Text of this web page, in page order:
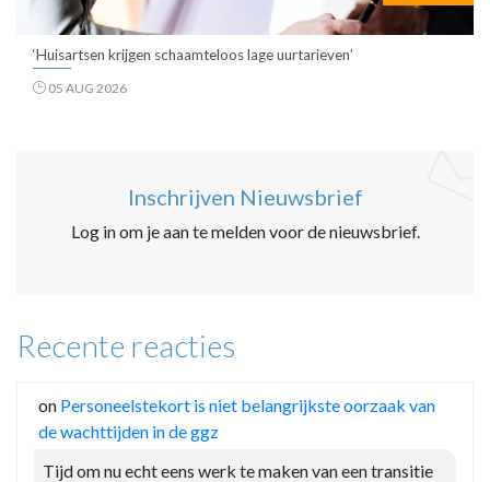
‘Huisartsen krijgen schaamteloos lage uurtarieven’
05 AUG 2026
Inschrijven Nieuwsbrief
Log in om je aan te melden voor de nieuwsbrief.
Recente reacties
on Personeelstekort is niet belangrijkste oorzaak van
de wachttijden in de ggz
Tijd om nu echt eens werk te maken van een transitie